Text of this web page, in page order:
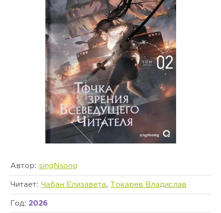
Автор: singNsong
Читает: Чабан Елизавета, Токарев Владислав
Год: 2026